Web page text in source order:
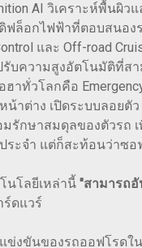
AI วิเคราะห์พื้นผิ
ฟล็อกไฟฟ้าที่ตอบสนอง
และ Off-road
รับความสูงอัตโนมัติที่ส
าทั่วโลกคือ
น้าต่าง เปิดระบบลอย
รักษาสมดุลของตัวรถ
ระจำ แต่ก็สะท้อนว่าซ
นโลยีเหล่านี้ "สามารถอั
ดแวร์
ข่งขันของรถออฟโรดใ